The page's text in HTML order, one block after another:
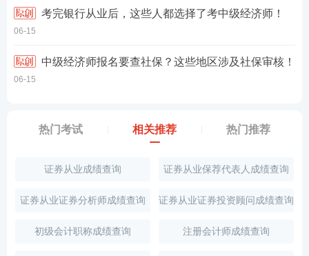
考完银行从业后，这些人都选择了考中级经济师！
06-15
中级经济师报名要查社保？这些地区涉及社保审核！
06-15
热门考试 相关推荐 热门推荐
证券从业成绩查询 证券从业保荐代表人成绩查询
证券从业证券分析师成绩查询 证券从业证券投资顾问成绩查询
初级会计职称成绩查询 注册会计师成绩查询